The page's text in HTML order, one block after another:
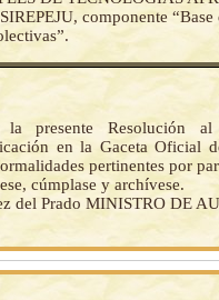
componente
la presente Resolución
en la Gaceta Oficial
pertinentes por
cúmplase y archívese.
del Prado MINISTRO DE